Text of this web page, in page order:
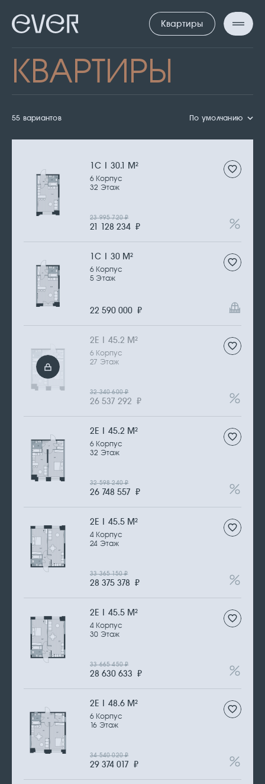
Квартиры
КВАРТИРЫ
55 вариантов По умолчанию
1С | 30.1 М2
6 Корпус
32 Этаж
21 128 234 ₽
23 995 720₽
1С | 30 М2
6 Корпус
5 Этаж
22 590 000 ₽
2Е | 45.2 М2
6 Корпус
27 Этаж
26 537 292 ₽
32 340 600₽
2Е | 45.2 М2
6 Корпус
32 Этаж
26 748 557 ₽
32 598 240₽
2Е | 45.5 М2
4 Корпус
24 Этаж
28 375 378 ₽
33 365 150₽
2Е | 45.5 М2
4 Корпус
30 Этаж
28 630 633 ₽
33 665 450₽
2Е | 48.6 М2
6 Корпус
16 Этаж
29 374 017 ₽
34 540 020₽